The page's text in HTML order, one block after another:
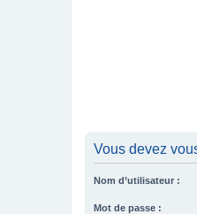
Vous devez
Nom d’utilisateur :
Mot de passe :